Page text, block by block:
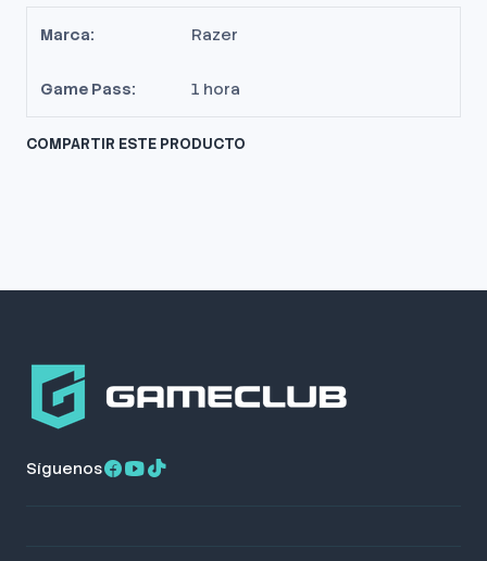
Marca: Razer
Game Pass: 1 hora
COMPARTIR ESTE PRODUCTO
Síguenos